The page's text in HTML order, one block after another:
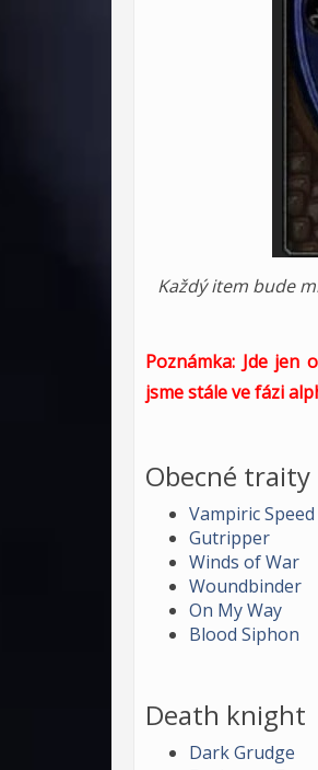
Každý item bude
Poznámka: Jde
jsme stále ve fázi
Obecné traity
Vampiric Speed
Gutripper
Winds of War
Woundbinder
On My Way
Blood Siphon
Death knight
Dark Grudge